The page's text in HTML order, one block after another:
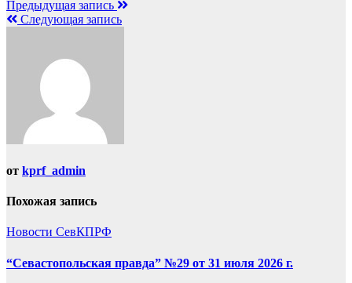
Предыдущая запись
Следующая запись
от kprf_admin
Похожая запись
Новости СевКПРФ
“Севастопольская правда” №29 от 31 июля 2026 г.